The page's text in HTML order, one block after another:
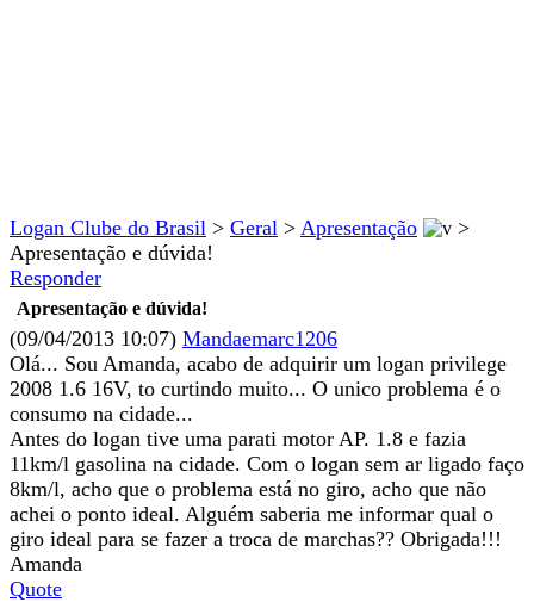
Logan Clube do Brasil > Geral > Apresentação
>
Apresentação e dúvida!
Responder
Apresentação e dúvida!
(09/04/2013 10:07) Mandaemarc1206
Olá... Sou Amanda, acabo de adquirir um logan privilege
2008 1.6 16V, to curtindo muito... O unico problema é o
consumo na cidade...
Antes do logan tive uma parati motor AP. 1.8 e fazia
11km/l gasolina na cidade. Com o logan sem ar ligado faço
8km/l, acho que o problema está no giro, acho que não
achei o ponto ideal. Alguém saberia me informar qual o
giro ideal para se fazer a troca de marchas?? Obrigada!!!
Amanda
Quote